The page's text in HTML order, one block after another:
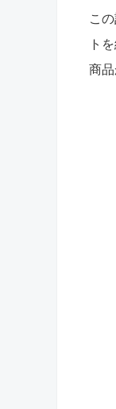
こ
ト
商